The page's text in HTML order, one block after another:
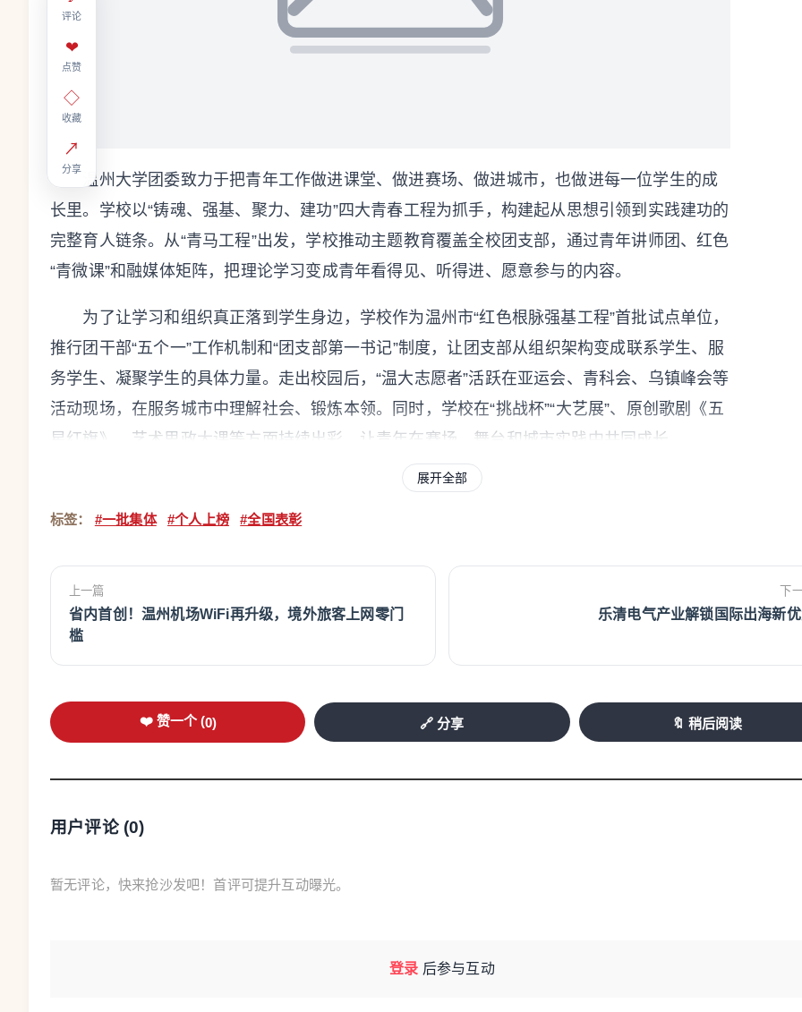
评论
❤
点赞
◇
收藏
↗
分享
温州大学团委致力于把青年工作做进课堂、做进赛场、做进城市，也做进每一位学生的成
长里。学校以“铸魂、强基、聚力、建功”四大青春工程为抓手，构建起从思想引领到实践建功的
完整育人链条。从“青马工程”出发，学校推动主题教育覆盖全校团支部，通过青年讲师团、红色
“青微课”和融媒体矩阵，把理论学习变成青年看得见、听得进、愿意参与的内容。
为了让学习和组织真正落到学生身边，学校作为温州市“红色根脉强基工程”首批试点单位，
推行团干部“五个一”工作机制和“团支部第一书记”制度，让团支部从组织架构变成联系学生、服
务学生、凝聚学生的具体力量。走出校园后，“温大志愿者”活跃在亚运会、青科会、乌镇峰会等
活动现场，在服务城市中理解社会、锻炼本领。同时，学校在“挑战杯”“大艺展”、原创歌剧《五
星红旗》、艺术思政大课等方面持续出彩，让青年在赛场、舞台和城市实践中共同成长。
浙江省能源集团温州发电有限公司维护部团支部
展开全部
标签： #一批集体 #个人上榜 #全国表彰
上一篇
省内首创！温州机场WiFi再升级，境外旅客上网零门
槛
下
乐清电气产业解锁国际出海新
❤️ 赞一个 (0) 🔗 分享 🔖 稍后阅读
用户评论 (0)
暂无评论，快来抢沙发吧！首评可提升互动曝光。
登录 后参与互动